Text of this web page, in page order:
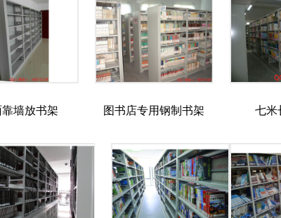
墙放书架 图书店专用钢制书架 七米